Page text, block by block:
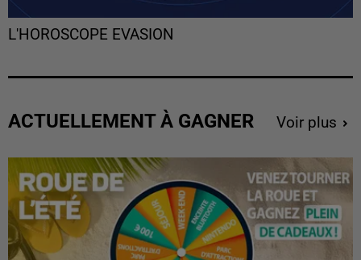
L'HOROSCOPE EVASION
ACTUELLEMENT À GAGNER Voir plus